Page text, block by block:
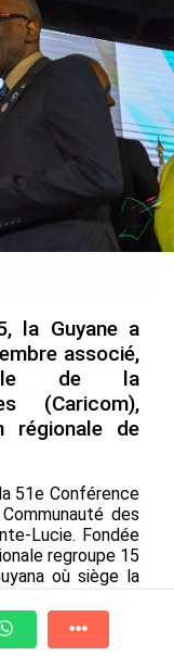
Foy entend
des
les prix à la
diminuent à
et augmentent à
Radio A Propos
la Guyane a
associé,
de la
(Caricom),
régionale de
51e Conférence
des
Lucie. Fondée
regroupe 15
où siège la
décisionnel
spécialisées sur